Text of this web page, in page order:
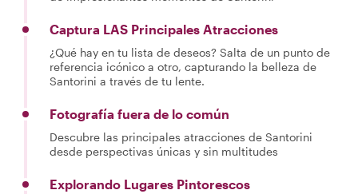
Captura LAS Principales Atracciones
¿Qué hay en tu lista de deseos? Salta de un punto de
referencia icónico a otro, capturando la belleza de
Santorini a través de tu lente.
Fotografía fuera de lo común
Descubre las principales atracciones de Santorini
desde perspectivas únicas y sin multitudes
Explorando Lugares Pintorescos